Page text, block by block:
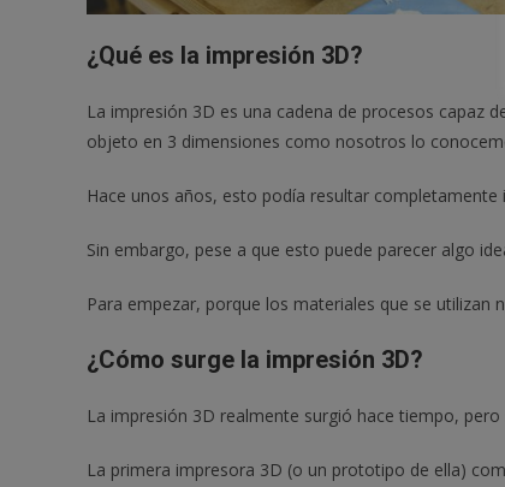
¿Qué es la impresión 3D?
La impresión 3D es una cadena de procesos capaz
objeto en 3 dimensiones como nosotros lo
Hace unos años, esto podía resultar
Sin embargo, pese a que esto puede parecer algo
Para empezar, porque los materiales que se
¿Cómo surge la impresión 3D?
La impresión 3D realmente surgió hace tiempo,
La primera impresora 3D (o un prototipo de ella)